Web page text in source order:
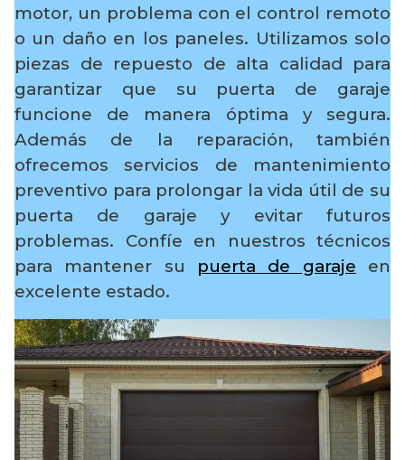
motor, un problema con el control remoto
o un daño en los paneles. Utilizamos solo
piezas de repuesto de alta calidad para
garantizar que su puerta de garaje
funcione de manera óptima y segura.
Además de la reparación, también
ofrecemos servicios de mantenimiento
preventivo para prolongar la vida útil de su
puerta de garaje y evitar futuros
problemas. Confíe en nuestros técnicos
para mantener su puerta de garaje en
excelente estado.